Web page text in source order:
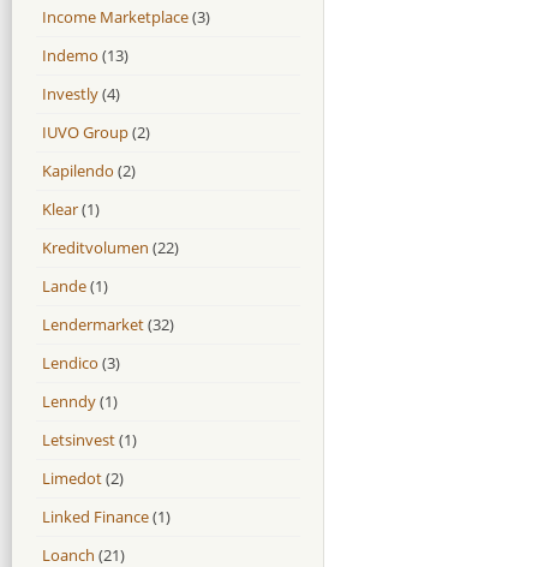
Income Marketplace(3)
Indemo (13)
Investly(4)
IUVO Group(2)
Kapilendo (2)
Klear(1)
Kreditvolumen (22)
Lande(1)
Lendermarket(32)
Lendico (3)
Lenndy(1)
Letsinvest(1)
Limedot(2)
Linked Finance(1)
Loanch (21)